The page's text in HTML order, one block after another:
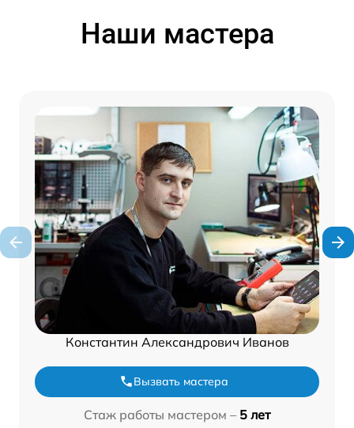
Наши мастера
Константин Александрович Иванов
Вызвать мастера
Стаж работы мастером – 5 лет